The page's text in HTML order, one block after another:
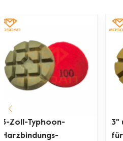
3'' und 4'' Polierpads
für Betonböden mit 8